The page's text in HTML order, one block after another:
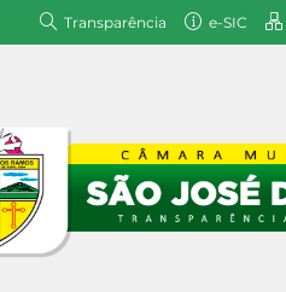
Transparência e-SIC